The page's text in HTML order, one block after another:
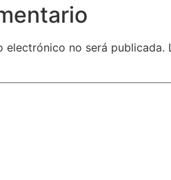
electrónico no será publicada.